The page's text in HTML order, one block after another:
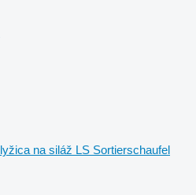
lyžica na siláž LS Sortierschaufel